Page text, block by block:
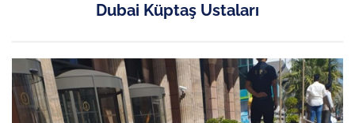
Dubai Küptaş Ustaları